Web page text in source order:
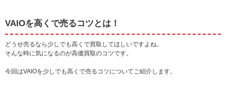
VAIOを高くで売るコツとは！
どうせ売るなら少しでも高くで買取してほしいですよね。
そんな時に気になるのが高価買取のコツです。
今回はVAIOを少しでも高くで売るコツについてご紹介します。